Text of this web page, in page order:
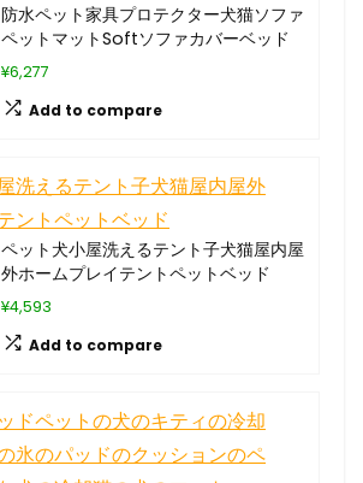
防水ペット家具プロテクター犬猫ソファ
ペットマットSoftソファカバーベッド
¥6,277
Add to compare
ペット犬小屋洗えるテント子犬猫屋内屋
外ホームプレイテントペットベッド
¥4,593
Add to compare